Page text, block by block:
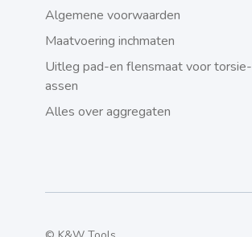
Algemene voorwaarden
Maatvoering inchmaten
Uitleg pad-en flensmaat voor torsie-
assen
Alles over aggregaten